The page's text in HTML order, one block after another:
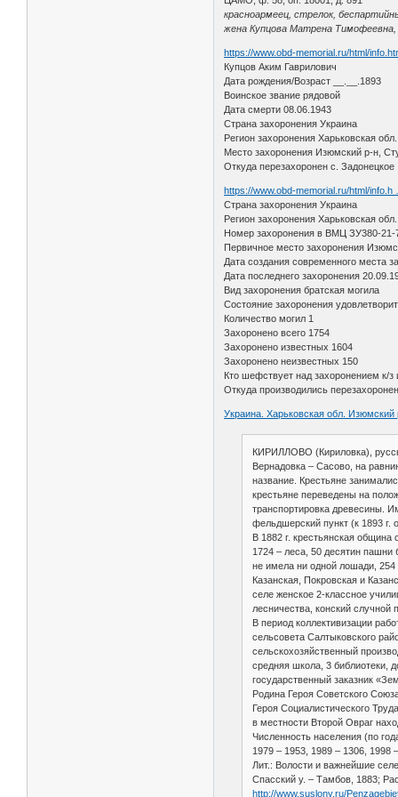
красноармеец, стрелок,
жена Купцова Матрена Тимофеевна,
https://www.obd-memorial.ru/html/
Купцов Аким Гаврилович
Дата рождения/Возраст __.__.1893
Воинское звание рядовой
Дата смерти 08.06.1943
Страна захоронения Украина
Регион захоронения Харьковская обл.
Место захоронения Изюмский р-н,
Откуда перезахоронен с. Задонецкое
https://www.obd-memorial.ru/html/
Страна захоронения Украина
Регион захоронения Харьковская обл.
Номер захоронения в ВМЦ ЗУ380-21-
Первичное место захоронения
Дата создания современного места
Дата последнего захоронения
Вид захоронения братская могила
Состояние захоронения
Количество могил 1
Захоронено всего 1754
Захоронено известных 1604
Захоронено неизвестных 150
Кто шефствует над захоронением к/
Откуда производились
Украина. Харьковская обл.
КИРИЛЛОВО (Кириловка),
Вернадовка – Сасово, на
название. Крестьяне
крестьяне переведены на
транспортировка древесины.
фельдшерский пункт (к 1893 г.
В 1882 г. крестьянская
1724 – леса, 50 десятин
не имела ни одной лошади, 254
Казанская, Покровская и
селе женское 2-классное
лесничества, конский случной
В период коллективизации
сельсовета Салтыковского
сельскохозяйственный
средняя школа, 3 библиотеки,
государственный заказник
Родина Героя Советского
Героя Социалистического
в местности Второй Овраг
Численность населения (по
1979 – 1953, 1989 – 1306, 1998
Лит.: Волости и важнейшие
Спасский у. – Тамбов, 1883;
http://www.suslony.ru/